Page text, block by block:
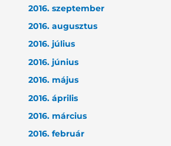
2016. szeptember
2016. augusztus
2016. július
2016. június
2016. május
2016. április
2016. március
2016. február